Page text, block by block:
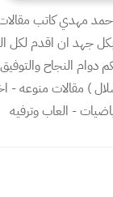
احمد مهدي كاتب
جهد ان اقدم لكل
دوام النجاح
) مقالات منوعه -
- العاب وترفيه